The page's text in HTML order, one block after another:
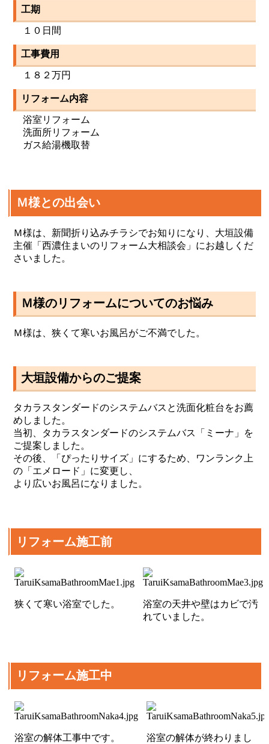
工期
１０日間
工事費用
１８２万円
リフォーム内容
浴室リフォーム
洗面所リフォーム
ガス給湯機取替
Ｍ様との出会い
Ｍ様は、新聞折り込みチラシでお知りになり、大垣設備
主催「西濃住まいのリフォーム大相談会」にお越しくだ
さいました。
Ｍ様のリフォームについてのお悩み
Ｍ様は、狭くて寒いお風呂がご不満でした。
大垣設備からのご提案
タカラスタンダードのシステムバスと洗面化粧台をお薦
めしました。
当初、タカラスタンダードのシステムバス「ミーナ」を
ご提案しました。
その後、「ぴったりサイズ」にするため、ワンランク上
の「エメロード」に変更し、
より広いお風呂になりました。
リフォーム施工前
狭くて寒い浴室でした。
浴室の天井や壁はカビで汚
れていました。
リフォーム施工中
浴室の解体工事中です。
浴室の解体が終わりまし